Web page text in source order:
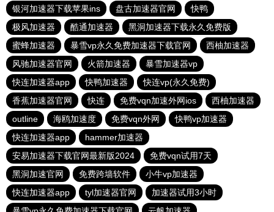
银河加速器下载苹果ins
盘古加速器官网
快鸭
极风加速器
酷通加速器
黑洞加速器下载永久免费版
蜜蜂加速器
暴雪vp永久免费加速器下载官网
西柚加速器
风驰加速器官网
火箭加速器
暴雪加速器vp
快连加速器app
快鸭加速器
快连vp(永久免费)
香蕉加速器官网
快连 免费vqn加速外网ios
西柚加速器
outline
海鸥加速度 免费vqn外网
快鸭vp加速器
快连加速器app
hammer加速器
安易加速器下载官网最新版2024
免费vqn试用7天
黑洞加速官网
免费跨墙软件
小牛vp加速器
快连加速器app
tyl加速器官网
加速器试用3小时